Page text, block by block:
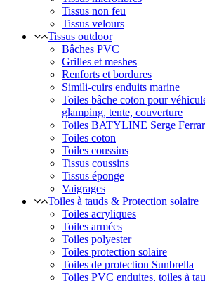
Tissus non feu
Tissus velours
Tissus outdoor
Bâches PVC
Grilles et meshes
Renforts et bordures
Simili-cuirs enduits marine
Toiles bâche coton pour
glamping, tente, couverture
Toiles BATYLINE Serge
Toiles coton
Toiles coussins
Tissus coussins
Tissus éponge
Vaigrages
Toiles à tauds & Protection solaire
Toiles acryliques
Toiles armées
Toiles polyester
Toiles protection solaire
Toiles de protection Sunbrella
Toiles PVC enduites, toiles à